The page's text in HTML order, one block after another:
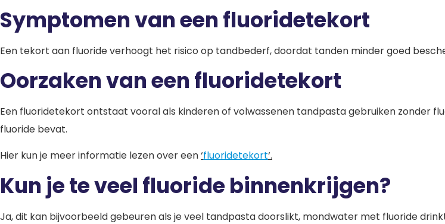
Symptomen van een fluoridetekort
Een tekort aan fluoride verhoogt het risico op tandbederf, doordat tanden minder goed
Oorzaken van een fluoridetekort
Een fluoridetekort ontstaat vooral als kinderen of volwassenen tandpasta gebruiken zonder
fluoride bevat.
Hier kun je meer informatie lezen over een‘fluoridetekort‘.
Kun je te veel fluoride binnenkrijgen?
Ja, dit kan bijvoorbeeld gebeuren als je veel tandpasta doorslikt, mondwater met fluoride